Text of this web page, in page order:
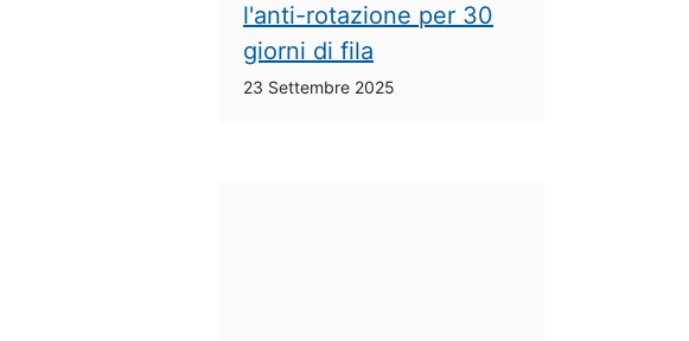
l'anti-rotazione per 30
giorni di fila
23 Settembre 2025